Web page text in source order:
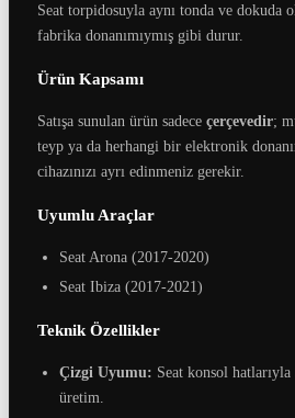
Seat torpidosuyla aynı tonda ve dokuda
fabrika donanımıymış gibi durur.
Ürün Kapsamı
Satışa sunulan ürün sadece çerçevedir;
teyp ya da herhangi bir elektronik
cihazınızı ayrı edinmeniz gerekir.
Uyumlu Araçlar
Seat Arona (2017-2020)
Seat Ibiza (2017-2021)
Teknik Özellikler
Çizgi Uyumu: Seat konsol hatlarıyla
üretim.